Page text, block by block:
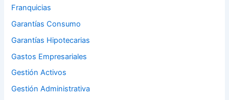
Franquicias
Garantías Consumo
Garantías Hipotecarias
Gastos Empresariales
Gestión Activos
Gestión Administrativa